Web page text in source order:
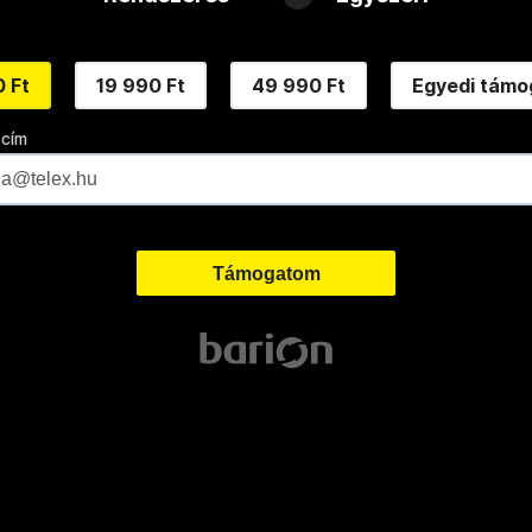
Ft 19 990 Ft 49 990 Ft Egyedi